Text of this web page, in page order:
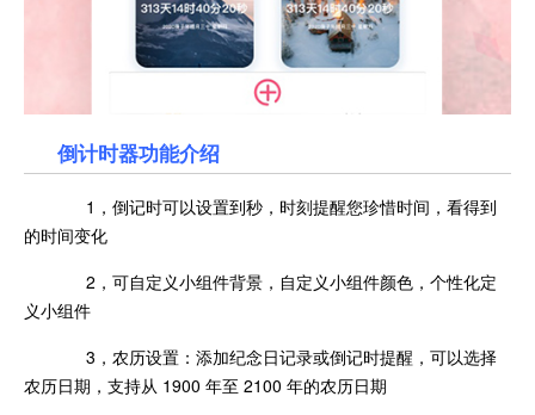
倒计时器功能介绍
1，倒记时可以设置到秒，时刻提醒您珍惜时间，看得到
的时间变化
2，可自定义小组件背景，自定义小组件颜色，个性化定
义小组件
3，农历设置：添加纪念日记录或倒记时提醒，可以选择
农历日期，支持从 1900 年至 2100 年的农历日期